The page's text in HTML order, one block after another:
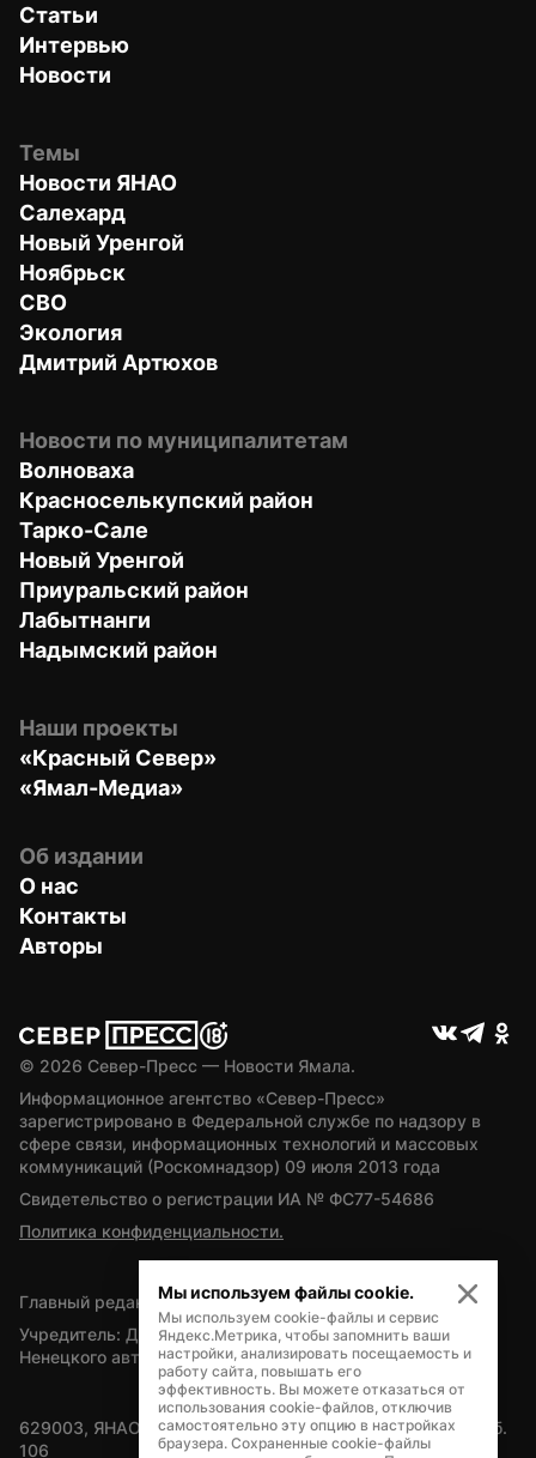
Статьи
Интервью
Новости
Темы
Новости ЯНАО
Салехард
Новый Уренгой
Ноябрьск
СВО
Экология
Дмитрий Артюхов
Новости по муниципалитетам
Волноваха
Красноселькупский район
Тарко-Сале
Новый Уренгой
Приуральский район
Лабытнанги
Надымский район
Наши проекты
«Красный Север»
«Ямал-Медиа»
Об издании
О нас
Контакты
Авторы
© 2026 Север-Пресс — Новости Ямала.
Информационное агентство «Север-Пресс»
зарегистрировано в Федеральной службе по надзору в
сфере связи, информационных технологий и массовых
коммуникаций (Роскомнадзор) 09 июля 2013 года
Свидетельство о регистрации ИА № ФС77-54686
Политика конфиденциальности.
Главный редактор — А.Л. Поздеев
Учредитель: Департамент внутренней политики Ямало-
Ненецкого автономного округа
629003, ЯНАО, Салехард, мкр. Богдана Кнунянца, д.1, каб.
106
Мы используем файлы cookie.
Мы используем cookie-файлы и сервис
Яндекс.Метрика, чтобы запомнить ваши
настройки, анализировать посещаемость и
работу сайта, повышать его
эффективность. Вы можете отказаться от
использования cookie-файлов, отключив
самостоятельно эту опцию в настройках
браузера. Сохраненные cookie-файлы